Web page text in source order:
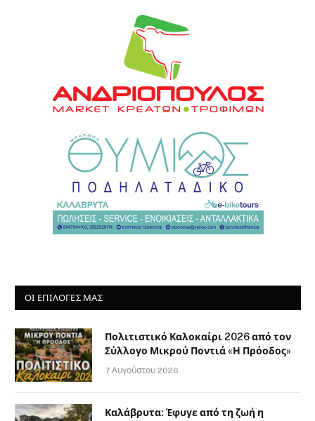
ΟΙ ΕΠΙΛΟΓΈΣ ΜΑΣ
Πολιτιστικό Καλοκαίρι 2026 από τον
Σύλλογο Μικρού Ποντιά «Η Πρόοδος»
7 Αυγούστου 2026
Καλάβρυτα: Έφυγε από τη ζωή η